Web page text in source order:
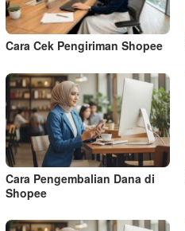
Cara Cek Pengiriman Shopee
Cara Pengembalian Dana di
Shopee